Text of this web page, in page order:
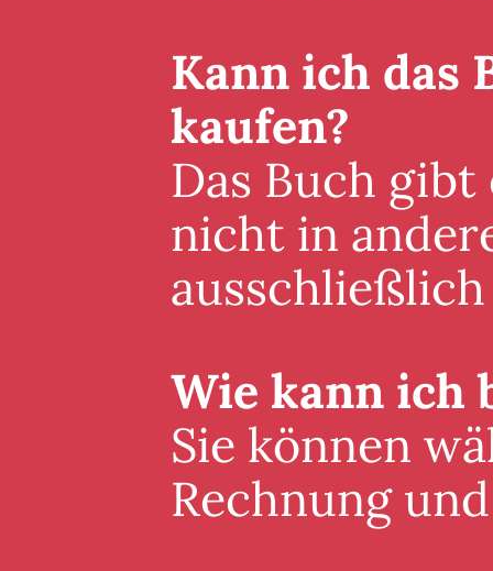
Kann ich das
kaufen?
Das Buch
nicht in
Wie kann ich
Sie können
Rechnung